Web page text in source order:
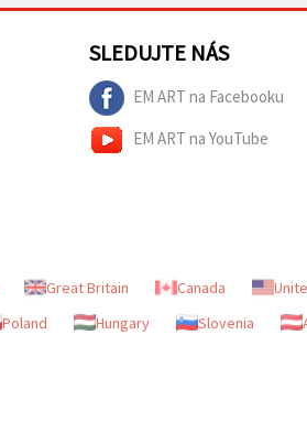
SLEDUJTE NÁS
EM ART na Facebooku
EM ART na YouTube
Great Britain Canada
Poland
Hungary Slovenia